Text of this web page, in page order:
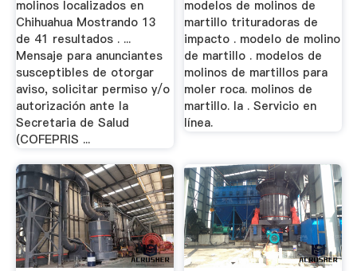
molinos localizados en
Chihuahua Mostrando 13
de 41 resultados . ...
Mensaje para anunciantes
susceptibles de otorgar
aviso, solicitar permiso y/o
autorización ante la
Secretaria de Salud
(COFEPRIS ...
modelos de molinos de
martillo trituradoras de
impacto . modelo de molino
de martillo . modelos de
molinos de martillos para
moler roca. molinos de
martillo. la . Servicio en
línea.